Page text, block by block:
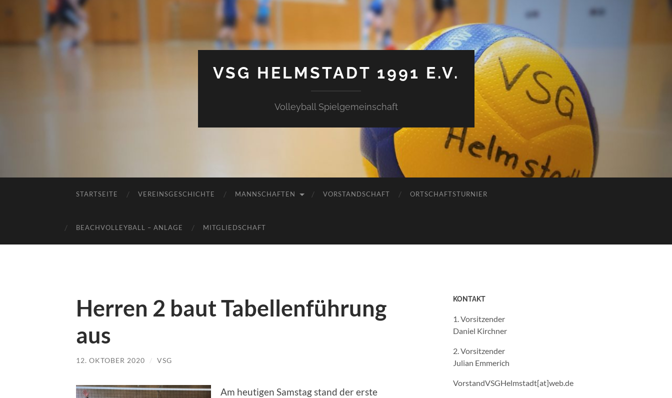
VSG HELMSTADT 1991 E.V.
Volleyball Spielgemeinschaft
STARTSEITE VEREINSGESCHICHTE MANNSCHAFTEN VORSTANDSCHAFT ORTSCHAFTSTURNIER
BEACHVOLLEYBALL – ANLAGE MITGLIEDSCHAFT
Herren 2 baut Tabellenführung
aus
12. OKTOBER 2020 / VSG
Am heutigen Samstag stand der erste
KONTAKT
1. Vorsitzender
Daniel Kirchner
2. Vorsitzender
Julian Emmerich
VorstandVSGHelmstadt[at]web.de